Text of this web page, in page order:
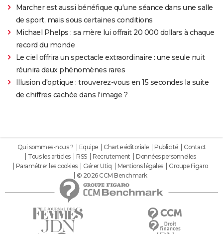
Marcher est aussi bénéfique qu'une séance dans une salle
de sport, mais sous certaines conditions
Michael Phelps : sa mère lui offrait 20 000 dollars à chaque
record du monde
Le ciel offrira un spectacle extraordinaire : une seule nuit
réunira deux phénomènes rares
Illusion d'optique : trouverez-vous en 15 secondes la suite
de chiffres cachée dans l'image ?
Qui sommes-nous ? Equipe Charte éditoriale Publicité
Contact
Tous les articles
RSS Recrutement
Données personnelles
Paramétrer les cookies
Gérer Utiq Mentions légales
Groupe Figaro
© 2026 CCM Benchmark